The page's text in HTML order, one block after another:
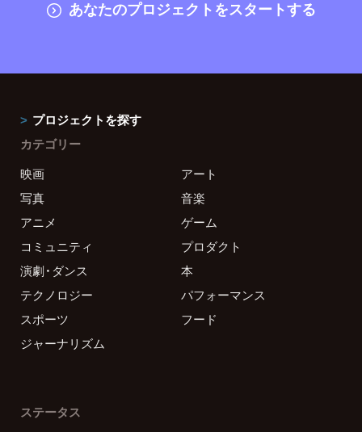
あなたのプロジェクトをスタートする
プロジェクトを探す
カテゴリー
映画
アート
写真
音楽
アニメ
ゲーム
コミュニティ
プロダクト
演劇・ダンス
本
テクノロジー
パフォーマンス
スポーツ
フード
ジャーナリズム
ステータス